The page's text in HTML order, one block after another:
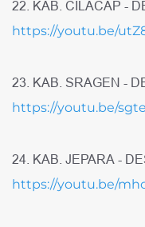
22. KAB. CILACAP -
https://youtu.be/
23. KAB. SRAGEN -
https://youtu.be/
24. KAB. JEPARA -
https://youtu.be/